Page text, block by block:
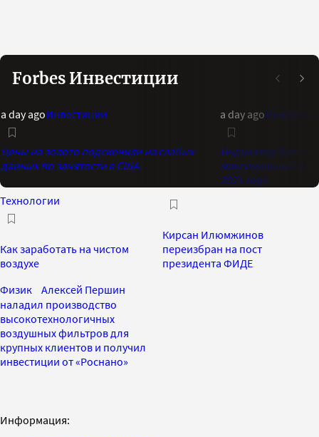
Forbes Инвестиции
a day agoИнвестиции
Цены на золото подскочили на слабых
данных по занятости в США
a day ago
Индикатор Bank of
максимальный
2021 года
Технологии
Как заработать на чистом
воздухе
Физик Алексей Першин
наладил производство
высокотехнологичных
воздушных фильтров для
крупных клиентов и получил
инвестиции от «Роснано»
Кирсан Илюмжинов
переизбран на пост
президента ФИДЕ
Информация: